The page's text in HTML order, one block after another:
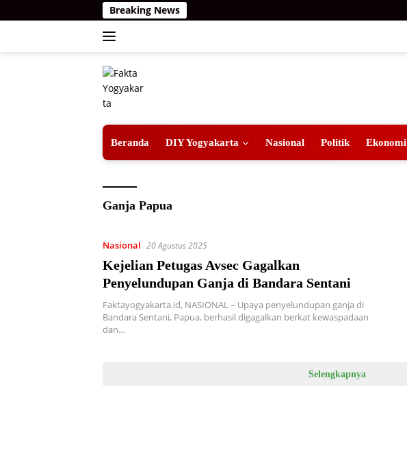
ke
Breaking News
Beranda DIY Yogyakarta Nasional Politik Ekonomi
Ganja Papua
Nasional 20 Agustus 2025
Kejelian Petugas Avsec Gagalkan
Penyelundupan Ganja di Bandara Sentani
Faktayogyakarta.id, NASIONAL – Upaya penyelundupan ganja di
Bandara Sentani, Papua, berhasil digagalkan berkat kewaspadaan
dan…
Selengkapnya